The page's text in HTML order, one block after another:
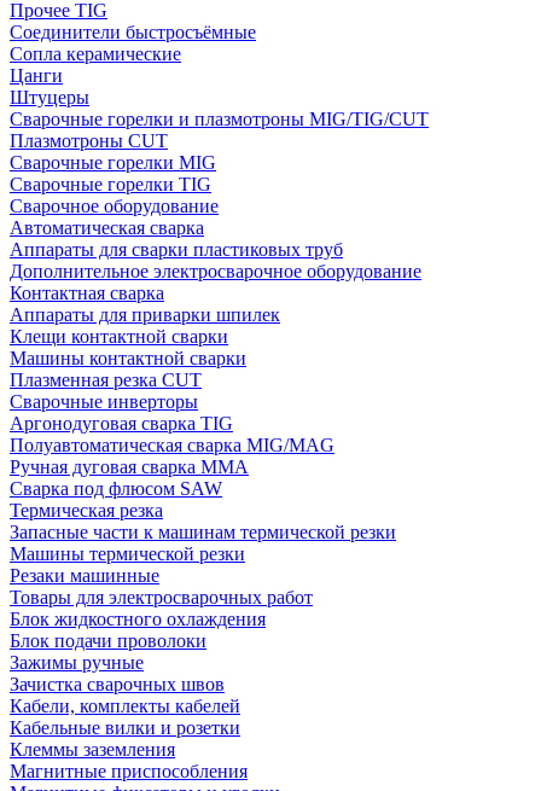
Прочее TIG
Соединители быстросъёмные
Сопла керамические
Цанги
Штуцеры
Сварочные горелки и плазмотроны MIG/TIG/CUT
Плазмотроны CUT
Сварочные горелки MIG
Сварочные горелки TIG
Сварочное оборудование
Автоматическая сварка
Аппараты для сварки пластиковых труб
Дополнительное электросварочное оборудование
Контактная сварка
Аппараты для приварки шпилек
Клещи контактной сварки
Машины контактной сварки
Плазменная резка CUT
Сварочные инверторы
Аргонодуговая сварка TIG
Полуавтоматическая сварка MIG/MAG
Ручная дуговая сварка MMA
Сварка под флюсом SAW
Термическая резка
Запасные части к машинам термической резки
Машины термической резки
Резаки машинные
Товары для электросварочных работ
Блок жидкостного охлаждения
Блок подачи проволоки
Зажимы ручные
Зачистка сварочных швов
Кабели, комплекты кабелей
Кабельные вилки и розетки
Клеммы заземления
Магнитные приспособления